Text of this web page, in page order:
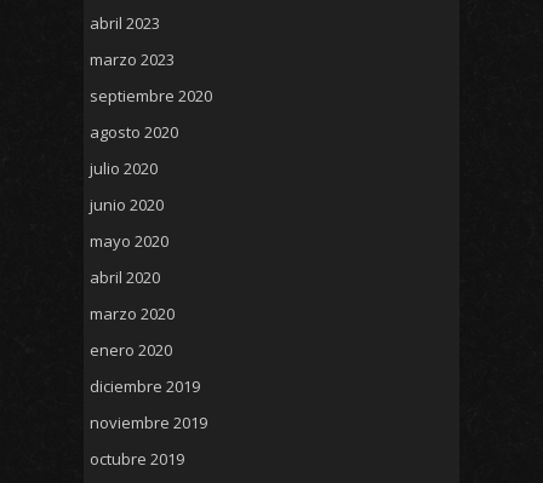
abril 2023
marzo 2023
septiembre 2020
agosto 2020
julio 2020
junio 2020
mayo 2020
abril 2020
marzo 2020
enero 2020
diciembre 2019
noviembre 2019
octubre 2019